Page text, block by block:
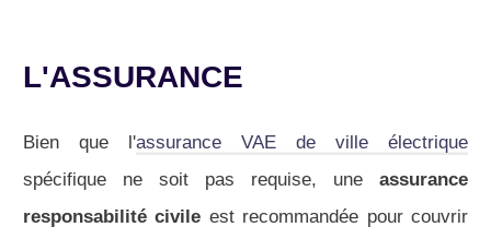
L'ASSURANCE
Bien que l'assurance VAE de ville électrique
spécifique ne soit pas requise, une assurance
responsabilité civile est recommandée pour couvrir